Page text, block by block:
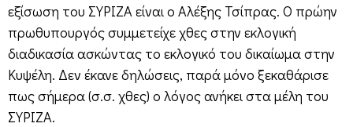
εξίσωση του ΣΥΡΙΖΑ είναι ο Αλέξης Τσίπρας. Ο πρώην
πρωθυπουργός συμμετείχε χθες στην εκλογική
διαδικασία ασκώντας το εκλογικό του δικαίωμα στην
Κυψέλη. Δεν έκανε δηλώσεις, παρά μόνο ξεκαθάρισε
πως σήμερα (σ.σ. χθες) ο λόγος ανήκει στα μέλη του
ΣΥΡΙΖΑ.